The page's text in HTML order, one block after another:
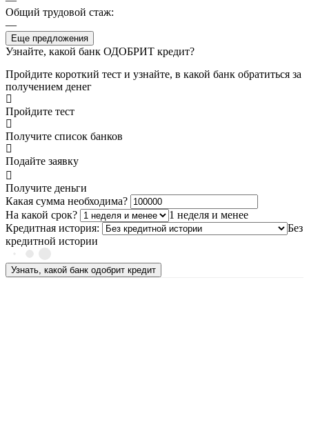
Общий трудовой стаж:
—
Еще предложения
Узнайте, какой банк ОДОБРИТ кредит?
Пройдите короткий тест и узнайте, в какой банк обратиться за
получением денег
Пройдите тест
Получите список банков
Подайте заявку
Получите деньги
Какая сумма необходима?
На какой срок?
1 неделя и менее
Кредитная история:
Без
кредитной истории
Узнать, какой банк одобрит кредит